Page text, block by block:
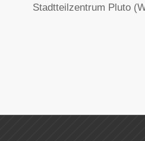
Stadtteilzentrum Pluto